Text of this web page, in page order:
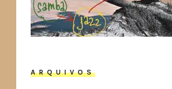
ARQUIVOS